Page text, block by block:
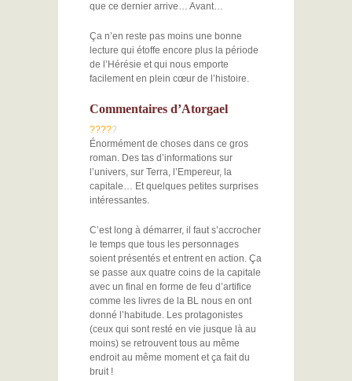
que ce dernier arrive… Avant…
Ça n’en reste pas moins une bonne
lecture qui étoffe encore plus la période
de l’Hérésie et qui nous emporte
facilement en plein cœur de l’histoire.
Commentaires d’Atorgael
?????
Énormément de choses dans ce gros
roman. Des tas d’informations sur
l’univers, sur Terra, l’Empereur, la
capitale… Et quelques petites surprises
intéressantes.
C’est long à démarrer, il faut s’accrocher
le temps que tous les personnages
soient présentés et entrent en action. Ça
se passe aux quatre coins de la capitale
avec un final en forme de feu d’artifice
comme les livres de la BL nous en ont
donné l’habitude. Les protagonistes
(ceux qui sont resté en vie jusque là au
moins) se retrouvent tous au même
endroit au même moment et ça fait du
bruit !